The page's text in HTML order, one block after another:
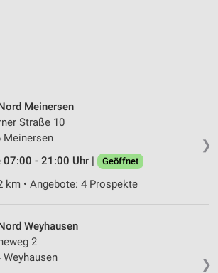
❯
Meinersen
Straße 10
Meinersen
07:00 - 21:00 Uhr |
Geöffnet
km • Angebote: 4 Prospekte
❯
Weyhausen
2
Weyhausen